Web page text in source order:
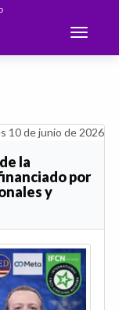
Toggle
10 de junio de 2026
la
por
y